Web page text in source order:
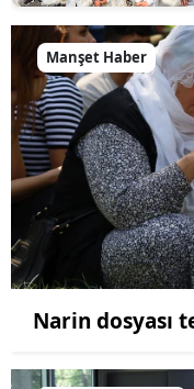
Manşet Haber
Narin dosyası